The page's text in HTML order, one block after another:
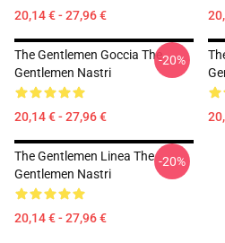
20,14 € - 27,96 €
The Gentlemen Goccia The
Gentlemen Nastri
20,14 € - 27,96 €
-20%
The Gentlemen Linea The
Gentlemen Nastri
20,14 € - 27,96 €
-20%